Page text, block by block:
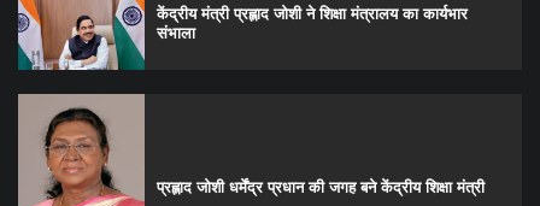
केंद्रीय मंत्री प्रह्लाद जोशी ने शिक्षा मंत्रालय का कार्यभार
संभाला
प्रह्लाद जोशी धर्मेंद्र प्रधान की जगह बने केंद्रीय शिक्षा मंत्री